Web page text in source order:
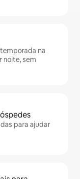
na
noite, sem
para ajudar